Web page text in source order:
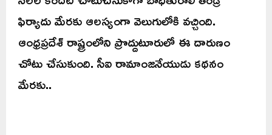
ఫిర్యాదు మేరకు ఆలస్యంగా వెలుగులోకి వచ్చింది.
ఆంధ్రప్రదేశ్‌ రాష్ట్రంలోని ప్రొద్దుటూరులో ఈ దారుణం
చోటు చేసుకుంది. సీఐ రామాంజనేయుడు కథనం
మేరకు..